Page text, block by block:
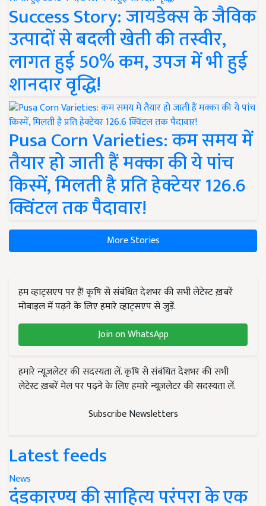
Success Story: जायडेक्स के जैविक
उत्पादों से बदली खेती की तस्वीर,
लागत हुई 50% कम, उपज में भी हुई
शानदार वृद्धि!
Pusa Corn Varieties: कम समय में
तैयार हो जाती हैं मक्का की ये पांच
किस्में, मिलती है प्रति हेक्टेयर 126.6
क्विंटल तक पैदावार!
More Stories
हम व्हाट्सएप पर हैं! कृषि से संबंधित देशभर की सभी लेटेस्ट ख़बरें
मोबाइल में पढ़ने के लिए हमारे व्हाट्सएप से जुड़ें.
Join on WhatsApp
हमारे न्यूज़लेटर की सदस्यता लें. कृषि से संबंधित देशभर की सभी
लेटेस्ट ख़बरें मेल पर पढ़ने के लिए हमारे न्यूज़लेटर की सदस्यता लें.
Subscribe Newsletters
Latest feeds
News
दंडकारण्य की साहित्य परंपरा के एक